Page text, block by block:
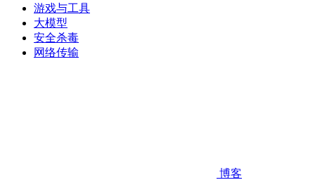
游戏与工具
大模型
安全杀毒
网络传输
博客